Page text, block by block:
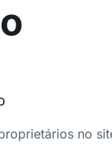
no